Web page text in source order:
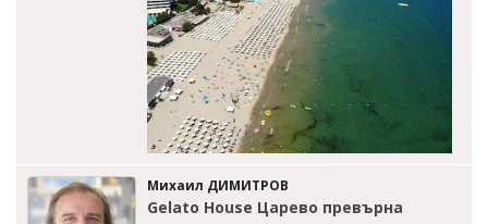
Михаил ДИМИТРОВ
Gelato House Царево превърна